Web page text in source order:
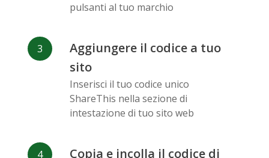
Vk Blogger
Xing Mail Ru Livejournal
pulsanti al tuo marchio
Aggiungere il codice a tuo
sito
Inserisci il tuo codice unico
ShareThis nella sezione di
intestazione di tuo sito web
Copia e incolla il codice di